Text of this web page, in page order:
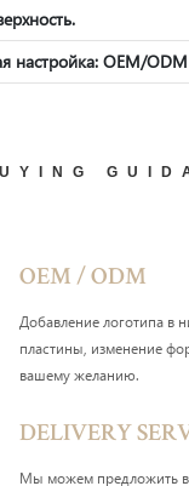
настройка: OEM/ODM
OEM / ODM
Добавление логотипа в
пластины, изменение
вашему желанию.
DELIVERY
Мы можем предложить